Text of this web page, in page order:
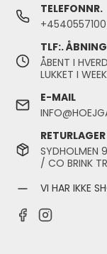
TELEFONNR.
+4540557100
TLF:.
ÅBENT I
LUKKET I
E-MAIL
RETURLAGER
SYDHOLMEN
/ CO BRINK
VI HAR IKKE